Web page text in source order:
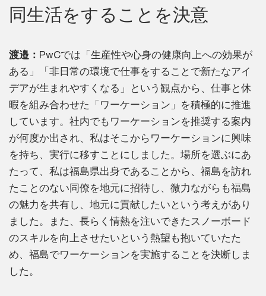
同生活をすることを決意
渡邉： PwCでは「生産性や心身の健康向上への効果が
ある」「非日常の環境で仕事をすることで新たなアイ
デアが生まれやすくなる」という観点から、仕事と休
暇を組み合わせた「ワーケーション」を積極的に推進
しています。社内でもワーケーションを推奨する案内
が何度か出され、私はそこからワーケーションに興味
を持ち、実行に移すことにしました。場所を選ぶにあ
たって、私は福島県出身であることから、福島を訪れ
たことのない同僚を地元に招待し、微力ながらも福島
の魅力を共有し、地元に貢献したいという考えがあり
ました。また、長らく情熱を注いできたスノーボード
のスキルを向上させたいという熱望も抱いていたた
め、福島でワーケーションを実施することを決断しま
した。